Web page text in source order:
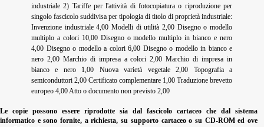
industriale 2) Tariffe per l'attività di fotocopiatura o riproduzione per
singolo fascicolo suddivisa per tipologia di titolo di proprietà industriale:
Invenzione industriale 4,00 Modelli di utilità 2,00 Disegno o modello
multiplo a colori 10,00 Disegno o modello multiplo in bianco e nero
4,00 Disegno o modello a colori 6,00 Disegno o modello in bianco e
nero 2,00 Marchio di impresa a colori 2,00 Marchio di impresa in
bianco e nero 1,00 Nuova varietà vegetale 2,00 Topografia a
semiconduttori 2,00 Certificato complementare 1,00 Traduzione brevetto
europeo 4,00 Atto o documento non previsto 2,00
Le copie possono essere riprodotte sia dal fascicolo cartaceo che dal sistema
informatico e sono fornite, a richiesta, su supporto cartaceo o su CD-ROM ed ove